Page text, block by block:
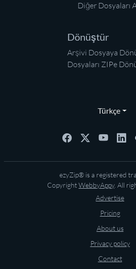
Diğer Dosyaları
Dönüştür
Arşivi Dosyaya
Dosyaları ZIPe
Türkçe
ezyZip® is a registered
CopyrightWebbyAppy. All
Advertise
Pricing
About us
Privacy policy
Contact